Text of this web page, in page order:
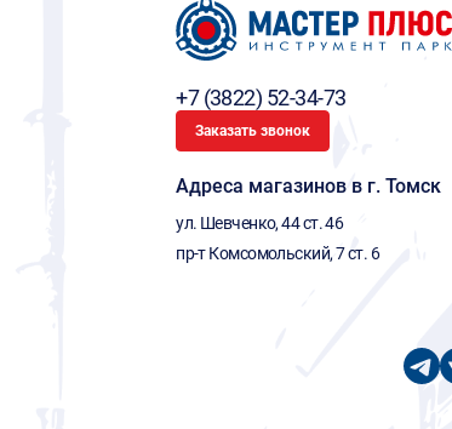
+7 (3822) 52-34-73
Заказать звонок
Адреса магазинов в г. Томск
ул. Шевченко, 44 ст. 46
пр-т Комсомольский, 7 ст. 6